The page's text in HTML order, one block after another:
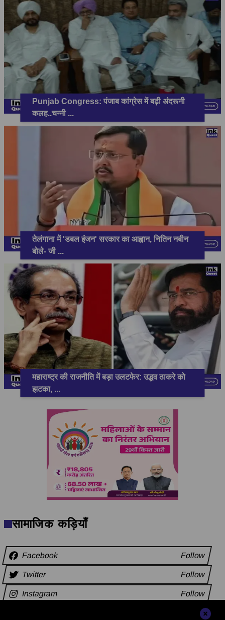
Punjab Congress: पंजाब कांग्रेस में बढ़ी अंदरूनी
कलह..चन्नी ...
तेलंगाना में 'डबल इंजन' सरकार का आह्वान, नितिन नबीन
बोले- जी...
महाराष्ट्र की राजनीति में बड़ा उलटफेर: उद्धव ठाकरे को
झटका, ...
सामाजिक कड़ियाँ
Facebook Follow
Twitter Follow
Instagram Follow